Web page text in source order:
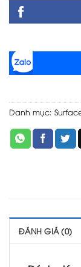
Danh mục:
ĐÁNH GIÁ (0)